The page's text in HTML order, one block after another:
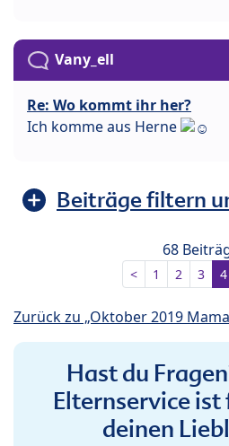
Vany_ell
Re: Wo kommt ihr her?
Ich komme aus Herne
Beiträge filtern
68
< 1 2 3 4
Zurück zu „Oktober 2019
Hast du
Elternservice ist
deinen